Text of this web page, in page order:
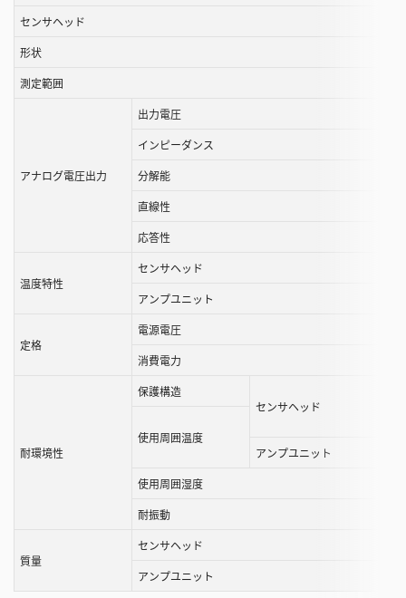
センサヘッド
形状
測定範囲
アナログ電圧出力
出力電圧
インピーダンス
分解能
直線性
応答性
温度特性
センサヘッド
アンプユニット
定格
電源電圧
消費電力
耐環境性
保護構造
センサヘッド
使用周囲温度
アンプユニット
使用周囲湿度
耐振動
質量
センサヘッド
アンプユニット